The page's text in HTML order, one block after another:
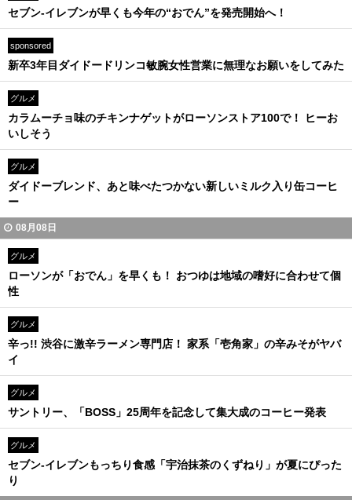
セブン-イレブンが早くも今年の“おでん”を発売開始へ！
sponsored
新卒3年目ダイドードリンコ敏腕女性営業に無理なお願いをしてみた
グルメ
カラムーチョ味のチキンナゲットがローソンストア100で！ ヒーお
いしそう
グルメ
ダイドーブレンド、あと味べたつかない新しいミルク入り缶コーヒ
ー
08月08日
グルメ
ローソンが「おでん」を早くも！ おつゆは地域の嗜好に合わせて個
性
グルメ
辛っ!! 渋谷に激辛ラーメン専門店！ 家系「壱角家」の辛みそがヤバ
イ
グルメ
サントリー、「BOSS」25周年を記念して集大成のコーヒー発表
グルメ
セブン-イレブンもっちり食感「宇治抹茶のくずねり」が夏にぴった
り